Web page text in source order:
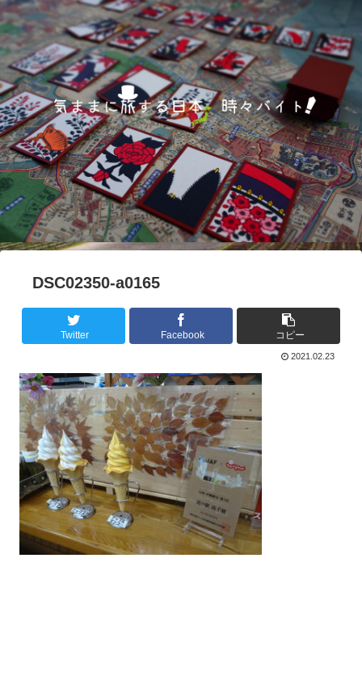
DSC02350-a0165
Twitter Facebook コピー
2021.02.23